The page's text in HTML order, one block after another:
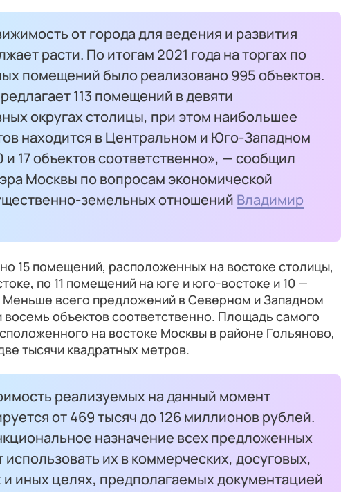
от города для ведения и развития
расти. По итогам 2021 года на торгах по
помещений было реализовано 995 объектов.
113 помещений в девяти
округах столицы, при этом наибольшее
находится в Центральном и Юго-Западном
и 17 объектов соответственно», — сообщил
Москвы по вопросам экономической
земельных отношений Владимир
15 помещений, расположенных на востоке столицы,
по 11 помещений на юге и юго-востоке и 10 —
Меньше всего предложений в Северном и Западном
восемь объектов соответственно. Площадь самого
на востоке Москвы в районе Гольяново,
тысячи квадратных метров.
реализуемых на данный момент
от 469 тысяч до 126 миллионов рублей.
назначение всех предложенных
использовать их в коммерческих, досуговых,
и иных целях, предполагаемых документацией